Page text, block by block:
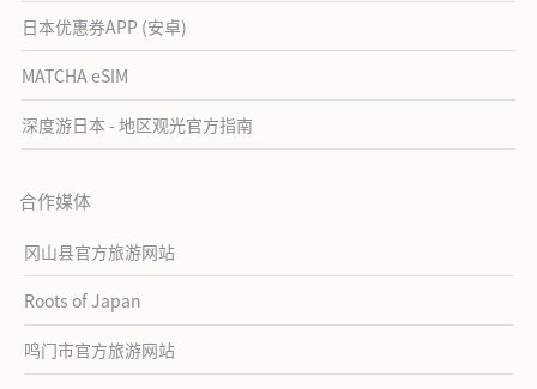
日本优惠券APP (安卓)
MATCHA eSIM
深度游日本 - 地区观光官方指南
合作媒体
冈山县官方旅游网站
Roots of Japan
鸣门市官方旅游网站